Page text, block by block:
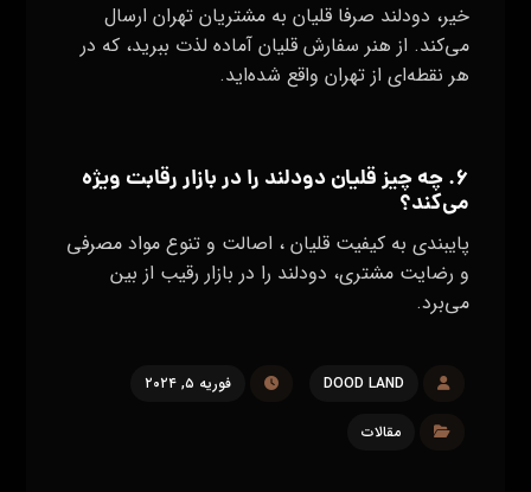
خیر، دودلند صرفا قلیان به مشتریان تهران ارسال
می‌کند. از هنر سفارش قلیان آماده لذت ببرید، که در
هر نقطه‌ای از تهران واقع شده‌اید.
۶. چه چیز قلیان دودلند را در بازار رقابت ویژه
می‌کند؟
پایبندی به کیفیت قلیان ، اصالت و تنوع مواد مصرفی
و رضایت مشتری، دودلند را در بازار رقیب از بین
می‌برد.
DOOD LAND فوریه ۵, ۲۰۲۴
مقالات